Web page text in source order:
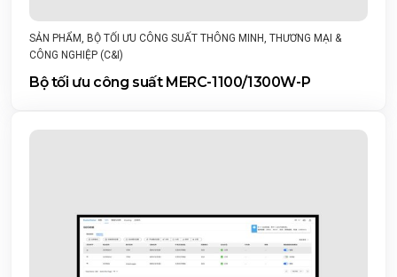
SẢN PHẨM, BỘ TỐI ƯU CÔNG SUẤT THÔNG MINH, THƯƠNG MẠI &
CÔNG NGHIỆP (C&I)
Bộ tối ưu công suất MERC-1100/1300W-P